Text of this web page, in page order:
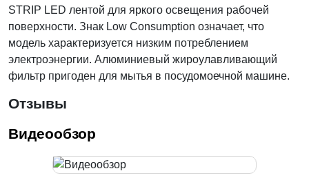
STRIP LED лентой для яркого освещения рабочей
поверхности. Знак Low Consumption означает, что
модель характеризуется низким потреблением
электроэнергии. Алюминиевый жироулавливающий
фильтр пригоден для мытья в посудомоечной машине.
Отзывы
Видеообзор